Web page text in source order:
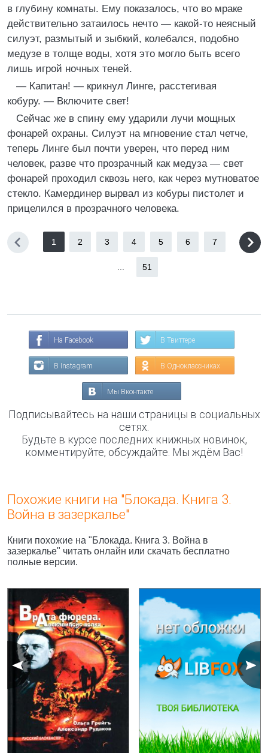
в глубину комнаты. Ему показалось, что во мраке
действительно затаилось нечто — какой-то неясный
силуэт, размытый и зыбкий, колебался, подобно
медузе в толще воды, хотя это могло быть всего
лишь игрой ночных теней.
— Капитан! — крикнул Линге, расстегивая
кобуру. — Включите свет!
Сейчас же в спину ему ударили лучи мощных
фонарей охраны. Силуэт на мгновение стал четче,
теперь Линге был почти уверен, что перед ним
человек, разве что прозрачный как медуза — свет
фонарей проходил сквозь него, как через мутноватое
стекло. Камердинер вырвал из кобуры пистолет и
прицелился в прозрачного человека.
1 2 3 4 5 6 7
51
На Facebook В Твиттере
В Instagram В Одноклассниках
Мы Вконтакте
Подписывайтесь на наши страницы в социальных
сетях.
Будьте в курсе последних книжных новинок,
комментируйте, обсуждайте. Мы ждём Вас!
Похожие книги на "Блокада. Книга 3.
Война в зазеркалье"
Книги похожие на "Блокада. Книга 3. Война в
зазеркалье" читать онлайн или скачать бесплатно
полные версии.